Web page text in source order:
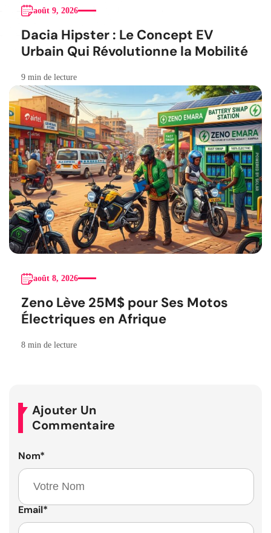
août 9, 2026
Dacia Hipster : Le Concept EV
Urbain Qui Révolutionne la Mobilité
9 min de lecture
août 8, 2026
Zeno Lève 25M$ pour Ses Motos
Électriques en Afrique
8 min de lecture
Ajouter Un
Commentaire
Nom*
Email*